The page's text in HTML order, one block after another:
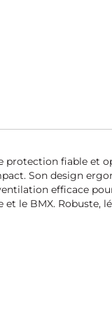
fiable et
Son design
efficace
le BMX. Robuste,